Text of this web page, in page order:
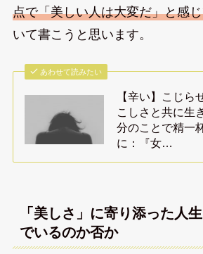
点で「美しい人は大変だ」と感
いて書こうと思います。
あわせて読みたい
【辛い】こじら
こしさと共に生
分のことで精一
に：『女…
「美しさ」に寄り添った人
でいるのか否か